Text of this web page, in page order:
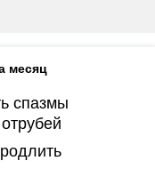
месяц
спазмы